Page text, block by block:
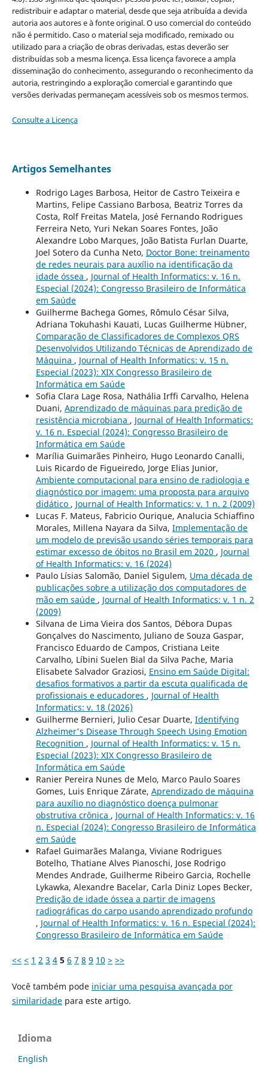
redistribuir e adaptar o material, desde que seja atribuída a devida
autoria aos autores e à fonte original. O uso comercial do conteúdo
não é permitido. Caso o material seja modificado, remixado ou
utilizado para a criação de obras derivadas, estas deverão ser
distribuídas sob a mesma licença. Essa licença favorece a ampla
disseminação do conhecimento, assegurando o reconhecimento da
autoria, restringindo a exploração comercial e garantindo que
versões derivadas permaneçam acessíveis sob os mesmos termos.
Consulte a Licença
Artigos Semelhantes
Rodrigo Lages Barbosa, Heitor de Castro Teixeira e
Martins, Felipe Cassiano Barbosa, Beatriz Torres da
Costa, Rolf Freitas Matela, José Fernando Rodrigues
Ferreira Neto, Yuri Nekan Soares Fontes, João
Alexandre Lobo Marques, João Batista Furlan Duarte,
Joel Sotero da Cunha Neto, Doctor Bone: treinamento
de redes neurais para auxílio na identificação da
idade óssea , Journal of Health Informatics: v. 16 n.
Especial (2024): Congresso Brasileiro de Informática
em Saúde
Guilherme Bachega Gomes, Rômulo César Silva,
Adriana Tokuhashi Kauati, Lucas Guilherme Hübner,
Comparação de Classificadores de Complexos QRS
Desenvolvidos Utilizando Técnicas de Aprendizado de
Máquina , Journal of Health Informatics: v. 15 n.
Especial (2023): XIX Congresso Brasileiro de
Informática em Saúde
Sofia Clara Lage Rosa, Nathália Irffi Carvalho, Helena
Duani, Aprendizado de máquinas para predição de
resistência microbiana , Journal of Health Informatics:
v. 16 n. Especial (2024): Congresso Brasileiro de
Informática em Saúde
Marília Guimarães Pinheiro, Hugo Leonardo Canalli,
Luis Ricardo de Figueiredo, Jorge Elias Junior,
Ambiente computacional para ensino de radiologia e
diagnóstico por imagem: uma proposta para arquivo
didático , Journal of Health Informatics: v. 1 n. 2 (2009)
Lucas F. Mateus, Fabricio Ourique, Analucia Schiaffino
Morales, Millena Nayara da Silva, Implementação de
um modelo de previsão usando séries temporais para
estimar excesso de óbitos no Brasil em 2020 , Journal
of Health Informatics: v. 16 (2024)
Paulo Lísias Salomão, Daniel Sigulem, Uma década de
publicações sobre a utilização dos computadores de
mão em saúde , Journal of Health Informatics: v. 1 n. 2
(2009)
Silvana de Lima Vieira dos Santos, Débora Dupas
Gonçalves do Nascimento, Juliano de Souza Gaspar,
Francisco Eduardo de Campos, Cristiana Leite
Carvalho, Líbini Suelen Bial da Silva Pache, Maria
Elisabete Salvador Graziosi, Ensino em Saúde Digital:
desafios formativos a partir da escuta qualificada de
profissionais e educadores , Journal of Health
Informatics: v. 18 (2026)
Guilherme Bernieri, Julio Cesar Duarte, Identifying
Alzheimer's Disease Through Speech Using Emotion
Recognition , Journal of Health Informatics: v. 15 n.
Especial (2023): XIX Congresso Brasileiro de
Informática em Saúde
Ranier Pereira Nunes de Melo, Marco Paulo Soares
Gomes, Luis Enrique Zárate, Aprendizado de máquina
para auxílio no diagnóstico doença pulmonar
obstrutiva crônica , Journal of Health Informatics: v. 16
n. Especial (2024): Congresso Brasileiro de Informática
em Saúde
Rafael Guimarães Malanga, Viviane Rodrigues
Botelho, Thatiane Alves Pianoschi, Jose Rodrigo
Mendes Andrade, Guilherme Ribeiro Garcia, Rochelle
Lykawka, Alexandre Bacelar, Carla Diniz Lopes Becker,
Predição de idade óssea a partir de imagens
radiográficas do carpo usando aprendizado profundo
, Journal of Health Informatics: v. 16 n. Especial (2024):
Congresso Brasileiro de Informática em Saúde
<< < 1 2 3 4 5 6 7 8 9 10 > >>
Você também pode iniciar uma pesquisa avançada por
similaridadepara este artigo.
Idioma
English